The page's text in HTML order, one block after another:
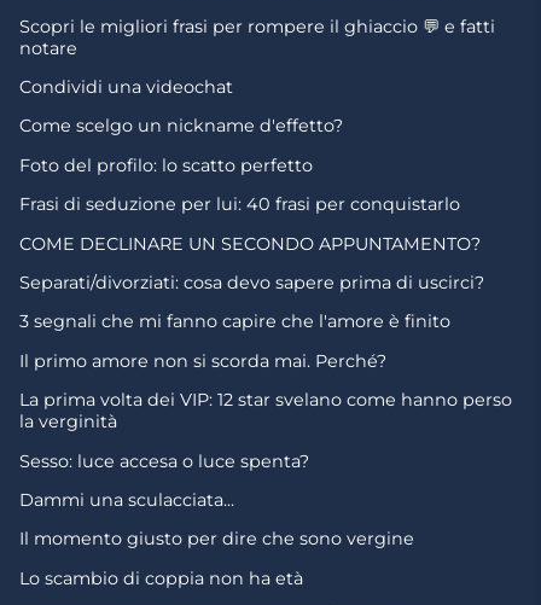
Scopri le migliori frasi per rompere il ghiaccio 💬 e fatti
notare
Condividi una videochat
Come scelgo un nickname d'effetto?
Foto del profilo: lo scatto perfetto
Frasi di seduzione per lui: 40 frasi per conquistarlo
COME DECLINARE UN SECONDO APPUNTAMENTO?
Separati/divorziati: cosa devo sapere prima di uscirci?
3 segnali che mi fanno capire che l'amore è finito
Il primo amore non si scorda mai. Perché?
La prima volta dei VIP: 12 star svelano come hanno perso
la verginità
Sesso: luce accesa o luce spenta?
Dammi una sculacciata...
Il momento giusto per dire che sono vergine
Lo scambio di coppia non ha età